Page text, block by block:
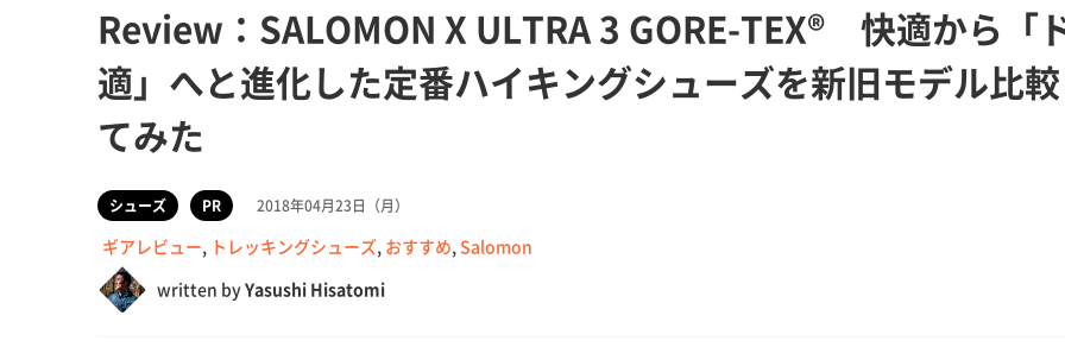
Review：SALOMON X ULTRA 3 GORE-TEX® 快適から「
適」へと進化した定番ハイキングシューズを新旧モデル比
てみた
シューズ PR 2018年04月23日（月）
ギアレビュー, トレッキングシューズ, おすすめ,Salomon
written byYasushi Hisatomi